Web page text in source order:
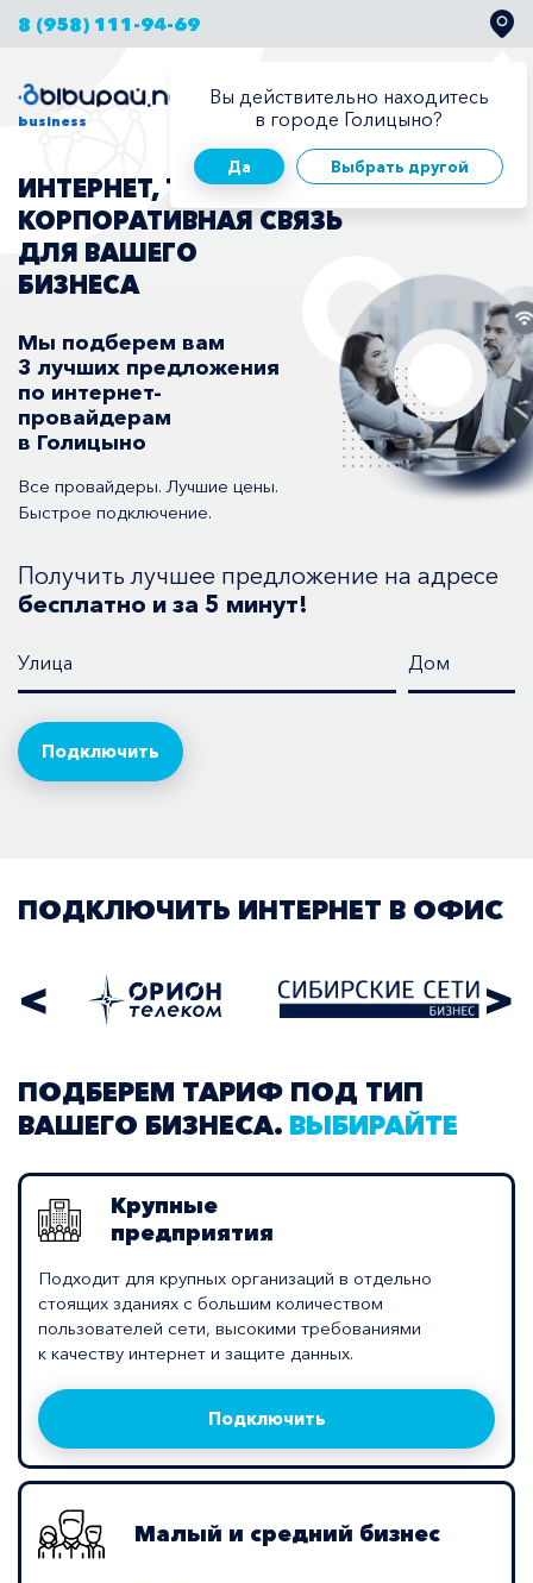
8 (958) 111-94-69
Вы действительно находитесь
в городе Голицыно?
Да Выбрать другой
business
Для бизнеса Для дома
ИНТЕРНЕТ, ТЕЛЕВИДЕНИЕ,
КОРПОРАТИВНАЯ СВЯЗЬ
ДЛЯ ВАШЕГО
БИЗНЕСА
Мы подберем вам
3 лучших предложения
по интернет-
провайдерам
в Голицыно
Все провайдеры. Лучшие цены.
Быстрое подключение.
Получить лучшее предложение на адресе
бесплатно и за 5 минут!
Улица Дом
ПОДКЛЮЧИТЬ ИНТЕРНЕТ В ОФИС
< >
ПОДБЕРЕМ ТАРИФ ПОД ТИП
ВАШЕГО БИЗНЕСА. ВЫБИРАЙТЕ
Крупные
предприятия
Подходит для крупных организаций в отдельно
стоящих зданиях с большим количеством
пользователей сети, высокими требованиями
к качеству интернет и защите данных.
Подключить
Малый и средний бизнес